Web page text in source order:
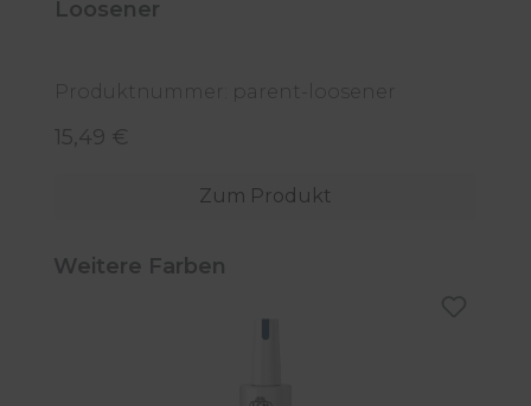
Loosener
Produktnummer: parent-loosener
Regulärer Preis:
15,49 €
Zum Produkt
Produktgalerie überspringen
Weitere Farben